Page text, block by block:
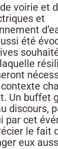
voirie et
et
été
Un buffet
discours,
par cet
le fait
eux